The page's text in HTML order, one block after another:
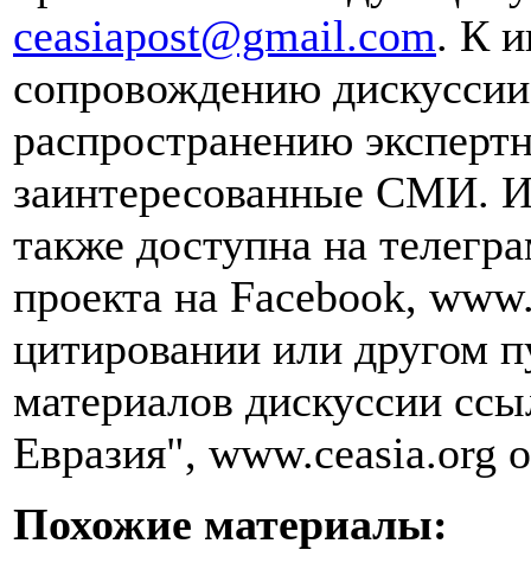
ceasiapost@gmail.com. К
сопровождению
распространению
заинтересованные СМИ.
также доступна на
проекта на Facebook,
цитировании или другом
материалов дискуссии
Евразия", www.ceasia.org
Похожие материалы: